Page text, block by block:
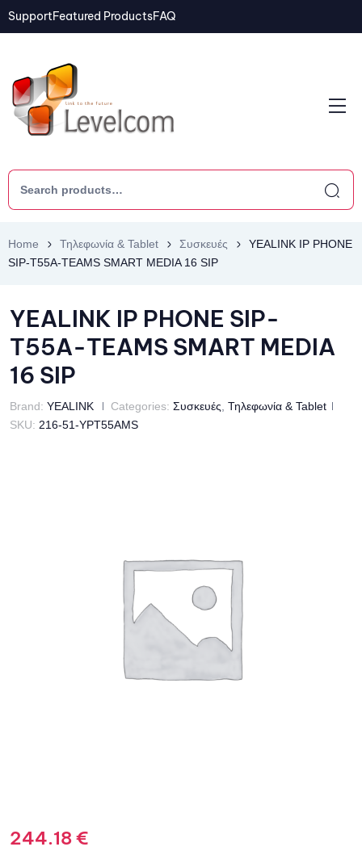
SupportFeatured ProductsFAQ
Home Τηλεφωνία & Tablet Συσκευές
YEALINK IP PHONE
SIP-T55A-TEAMS SMART MEDIA 16 SIP
YEALINK IP PHONE SIP-
T55A-TEAMS SMART MEDIA
16 SIP
Brand: YEALINK Categories: Συσκευές Τηλεφωνία & Tablet
SKU: 216-51-YPT55AMS
244.18€